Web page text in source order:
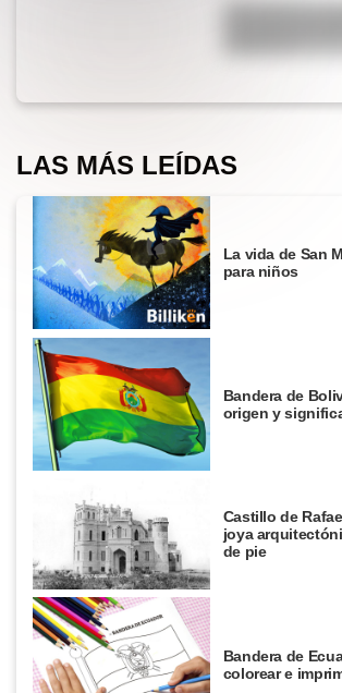
¿Por qué los
LAS MÁS LEÍDAS
La vida de San
para niños
Bandera de
origen y
Castillo de
joya
de pie
Bandera de
colorear e